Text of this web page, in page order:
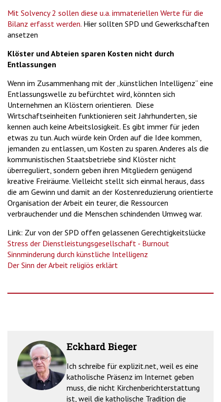
Mit Solvency 2 sollen diese u.a. immateriellen Werte für die
Bilanz erfasst werden. Hier sollten SPD und Gewerkschaften
ansetzen
Klöster und Abteien sparen Kosten nicht durch
Entlassungen
Wenn im Zusammenhang mit der „künstlichen Intelligenz“ eine
Entlassungswelle zu befürchtet wird, könnten sich
Unternehmen an Klöstern orientieren. Diese
Wirtschaftseinheiten funktionieren seit Jahrhunderten, sie
kennen auch keine Arbeitslosigkeit. Es gibt immer für jeden
etwas zu tun. Auch würde kein Orden auf die Idee kommen,
jemanden zu entlassen, um Kosten zu sparen. Anderes als die
kommunistischen Staatsbetriebe sind Klöster nicht
überreguliert, sondern geben ihren Mitgliedern genügend
kreative Freiräume. Vielleicht stellt sich einmal heraus, dass
die am Gewinn und damit an der Kostenreduzierung orientierte
Organisation der Arbeit ein teurer, die Ressourcen
verbrauchender und die Menschen schindenden Umweg war.
Link: Zur von der SPD offen gelassenen Gerechtigkeitslücke
Stress der Dienstleistungsgesellschaft - Burnout
Sinnminderung durch künstliche Intelligenz
Der Sinn der Arbeit religiös erklärt
Eckhard Bieger
Ich schreibe für explizit.net, weil es eine
katholische Präsenz im Internet geben
muss, die nicht Kirchenberichterstattung
ist, weil die katholische Tradition die